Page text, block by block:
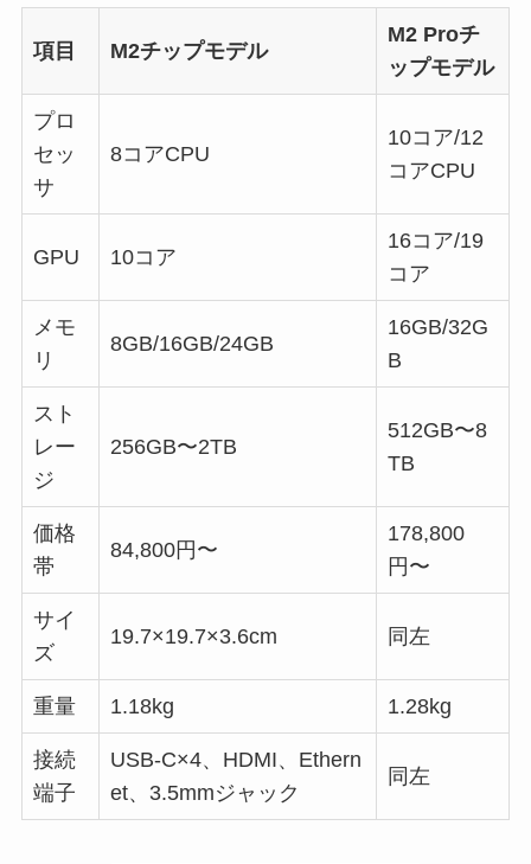
項目 M2チップモデル
M2 Proチ
ップモデル
プロ
セッ
サ
8コアCPU
10コア/12
コアCPU
GPU 10コア
16コア/19
コア
メモ
リ
8GB/16GB/24GB
16GB/32G
B
スト
レー
ジ
256GB〜2TB
512GB〜8
TB
価格
帯
84,800円〜
178,800
円〜
サイ
ズ
19.7×19.7×3.6cm 同左
重量 1.18kg 1.28kg
接続
端子
USB-C×4、HDMI、Ethern
et、3.5mmジャック
同左